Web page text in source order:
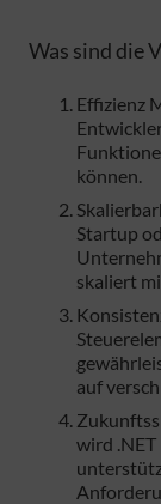
Was sind die
Effizienz
können.
Startup
skaliert
auf
wird